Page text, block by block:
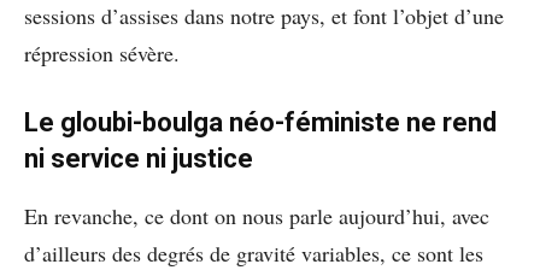
sessions d’assises dans notre pays, et font l’objet d’une
répression sévère.
Le gloubi-boulga néo-féministe ne rend
ni service ni justice
En revanche, ce dont on nous parle aujourd’hui, avec
d’ailleurs des degrés de gravité variables, ce sont les